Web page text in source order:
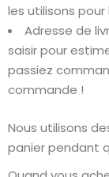
les utilisons
Adresse de
saisir pour
passiez
commande !
Nous utilisons
panier pendant